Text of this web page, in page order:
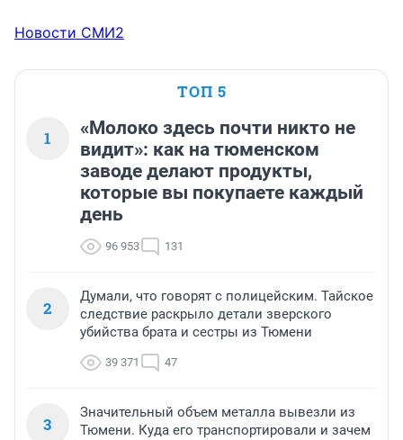
Новости СМИ2
ТОП 5
1
«Молоко здесь почти никто не
видит»: как на тюменском
заводе делают продукты,
которые вы покупаете каждый
день
96 953 131
2
Думали, что говорят с полицейским. Тайское
следствие раскрыло детали зверского
убийства брата и сестры из Тюмени
39 371 47
3
Значительный объем металла вывезли из
Тюмени. Куда его транспортировали и зачем